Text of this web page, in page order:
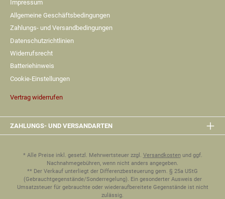
Impressum
Allgemeine Geschäftsbedingungen
Zahlungs- und Versandbedingungen
Datenschutzrichtlinien
Widerrufsrecht
Batteriehinweis
Cookie-Einstellungen
Vertrag widerrufen
ZAHLUNGS- UND VERSANDARTEN
* Alle Preise inkl. gesetzl. Mehrwertsteuer zzgl. Versandkostenund ggf.
Nachnahmegebühren, wenn nicht anders angegeben.
** Der Verkauf unterliegt der Differenzbesteuerung gem. § 25a UStG
(Gebrauchtgegenstände/Sonderregelung). Ein gesonderter Ausweis der
Umsatzsteuer für gebrauchte oder wiederaufbereitete Gegenstände ist nicht
zulässig.